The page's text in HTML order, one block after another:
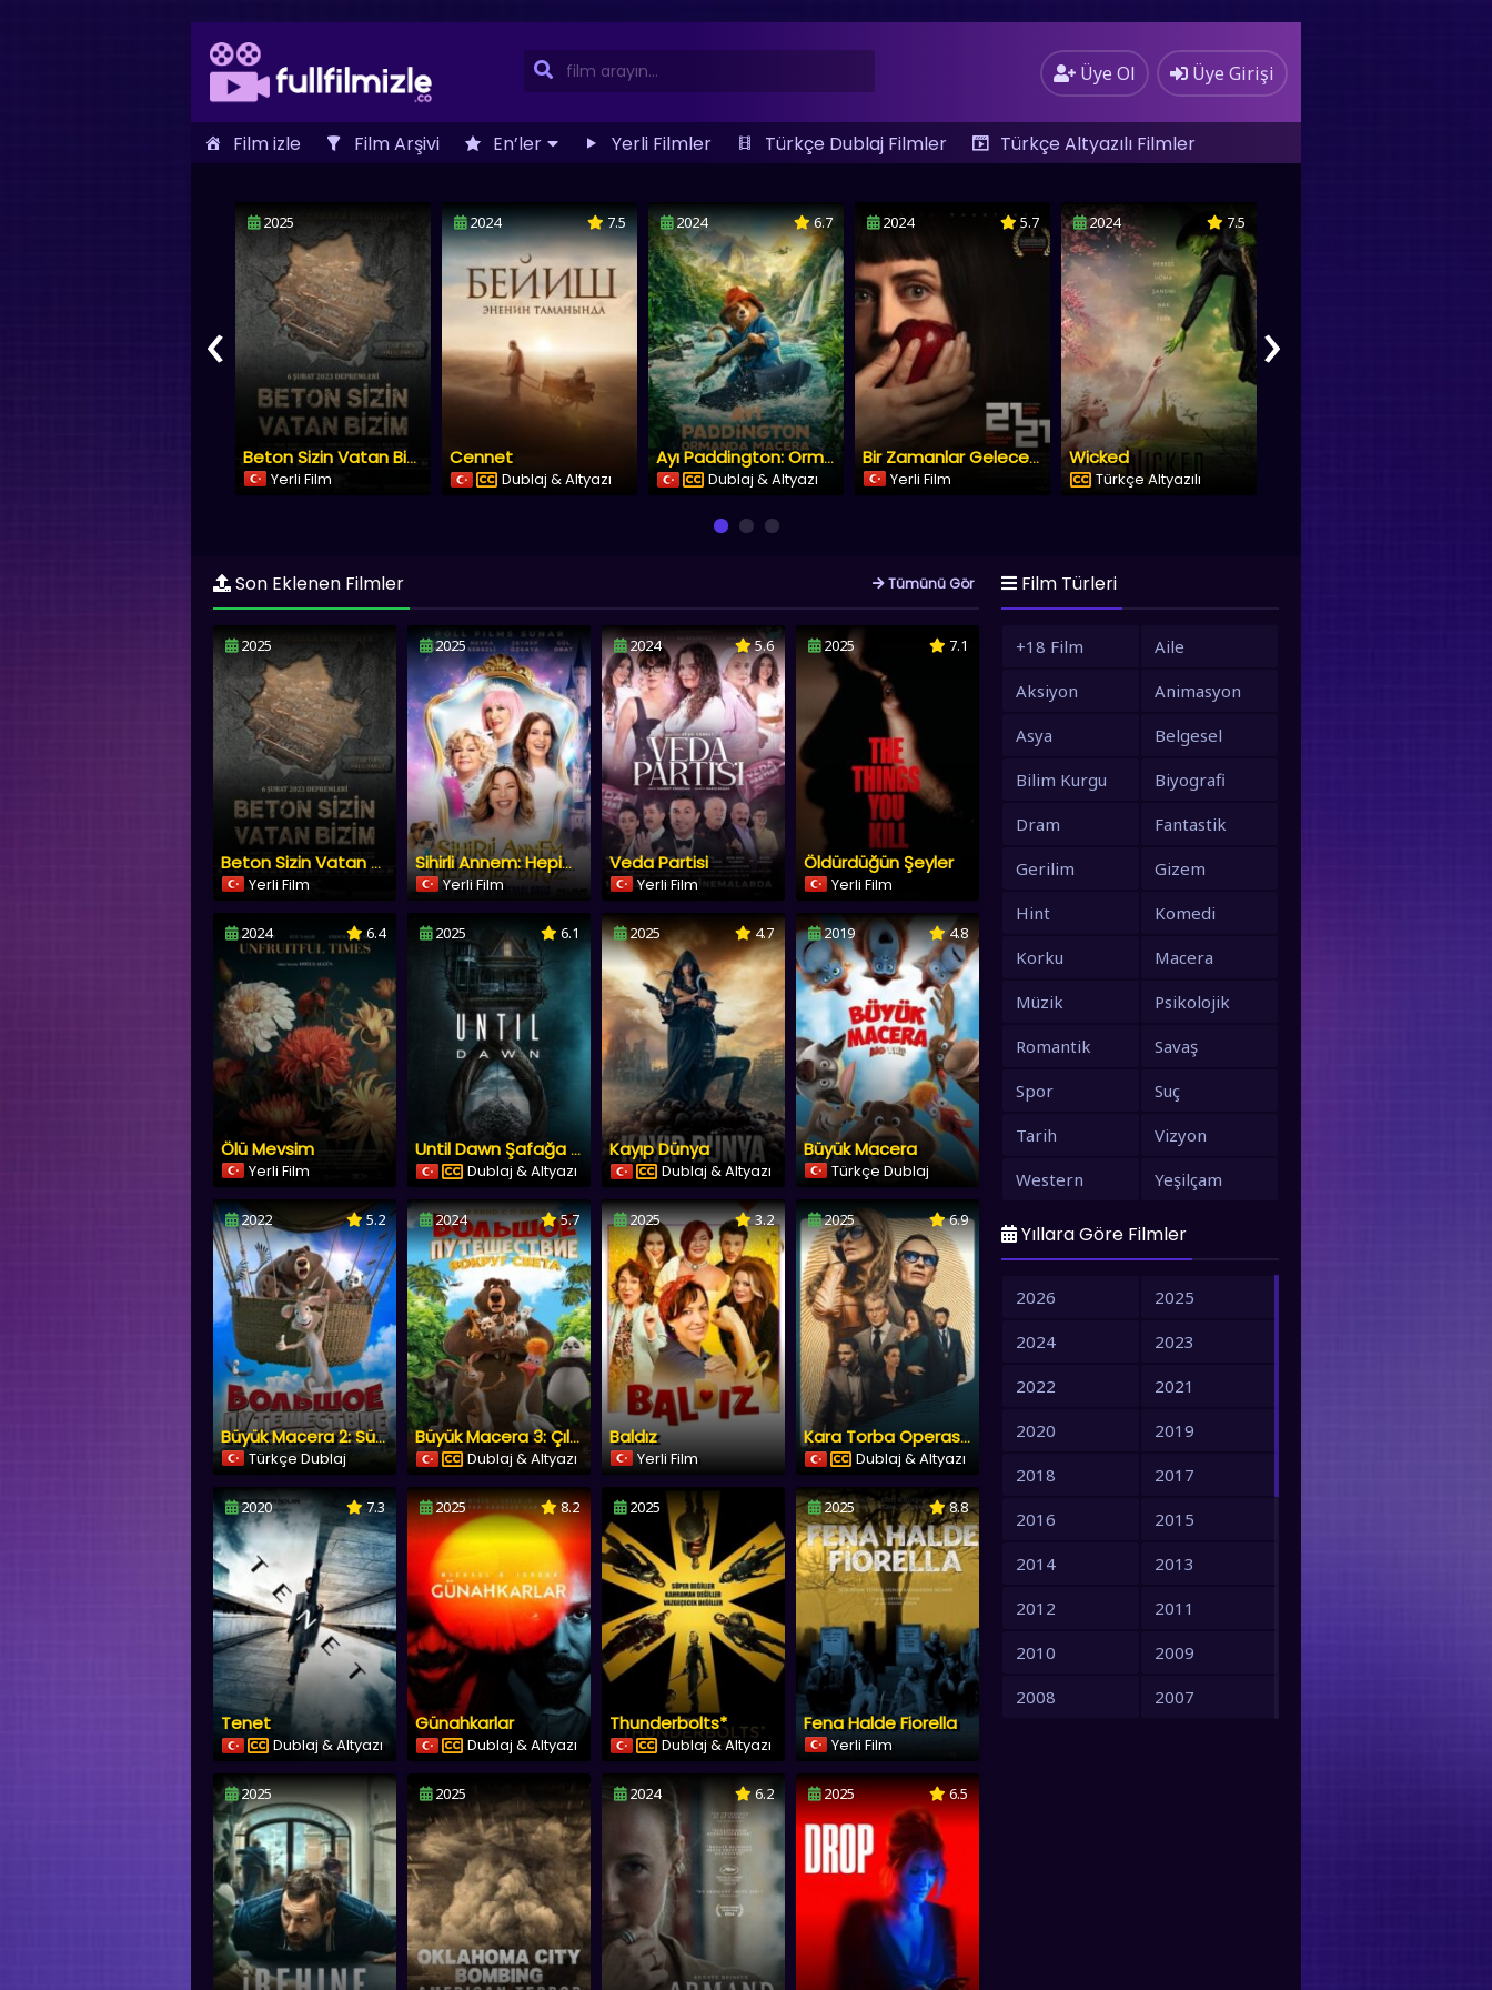
Üye Ol Üye Girişi
Film izle Film Arşivi En’ler Yerli Filmler Türkçe Dublaj Filmler
Türkçe Altyazılı Filmler
2024
Cennet
Dublaj & Altyazı
2024 6.7
Dublaj & Altyazı
2024 5.7
Bir Zamanlar Gelecek: 2121
Yerli Film
2024 7.5
Wicked
Türkçe Altyazılı
2023 4.2
Boudica
Türkçe Altyazılı
‹ ›
Son Eklenen Filmler Tümünü Gör
2025
Beton Sizin Vatan Bizim
Yerli Film
2025
Sihirli Annem: Hepimiz Biriz
Yerli Film
2024 5.6
Veda Partisi
Yerli Film
2025 7.1
Öldürdüğün Şeyler
Yerli Film
2024 6.4
Ölü Mevsim
Yerli Film
2025 6.1
Until Dawn Şafağa Kadar
Dublaj & Altyazı
2025 4.7
Kayıp Dünya
Dublaj & Altyazı
2019 4.8
Büyük Macera
Türkçe Dublaj
2022 5.2
Büyük Macera 2: Sürpriz Misafir
Türkçe Dublaj
2024 5.7
Büyük Macera 3: Çılgın Dostlar
Dublaj & Altyazı
2025 3.2
Baldız
Yerli Film
2025 6.9
Kara Torba Operasyonu
Dublaj & Altyazı
2020 7.3
Tenet
Dublaj & Altyazı
2025 8.2
Günahkarlar
Dublaj & Altyazı
2025
Thunderbolts*
Dublaj & Altyazı
2025 8.8
Fena Halde Fiorella
Yerli Film
2025 2025 2024 6.2 2025 6.5
Film Türleri
+18 Film
Aile
Aksiyon
Animasyon
Asya
Belgesel
Bilim Kurgu
Biyografi
Dram
Fantastik
Gerilim
Gizem
Hint
Komedi
Korku
Macera
Müzik
Psikolojik
Romantik
Savaş
Spor
Suç
Tarih
Vizyon
Western
Yeşilçam
Yıllara Göre Filmler
2026
2025
2024
2023
2022
2021
2020
2019
2018
2017
2016
2015
2014
2013
2012
2011
2010
2009
2008
2007